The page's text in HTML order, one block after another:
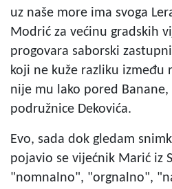
uz naše more ima svoga
Modrić za većinu gradskih
progovara saborski
koji ne kuže razliku između
nije mu lako pored
podružnice Dekovića.
Evo, sada dok gledam
pojavio se vijećnik Marić iz
"nomnalno", "orgnalno",